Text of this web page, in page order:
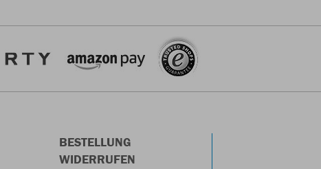
BESTELLUNG
WIDERRUFEN